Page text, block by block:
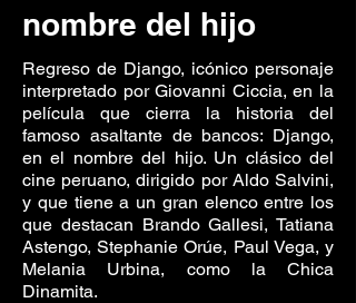
nombre del hijo
Regreso de Django, icónico personaje
interpretado por Giovanni Ciccia, en la
película que cierra la historia del
famoso asaltante de bancos: Django,
en el nombre del hijo. Un clásico del
cine peruano, dirigido por Aldo Salvini,
y que tiene a un gran elenco entre los
que destacan Brando Gallesi, Tatiana
Astengo, Stephanie Orúe, Paul Vega, y
Melania Urbina, como la Chica
Dinamita.